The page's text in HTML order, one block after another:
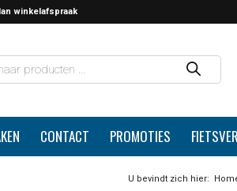
winkelafspraak
CONTACT PROMOTIES
U bevindt zich hier: